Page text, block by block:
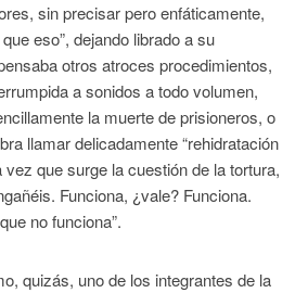
sin precisar pero enfáticamente,
eso”, dejando librado a su
otros atroces procedimientos,
a sonidos a todo volumen,
la muerte de prisioneros, o
llamar delicadamente “rehidratación
vez que surge la cuestión de la tortura,
Funciona, ¿vale? Funciona.
no funciona”.
quizás, uno de los integrantes de la